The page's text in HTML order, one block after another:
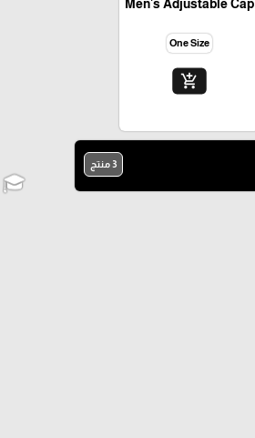
Men's Adjustable Cap
One Size
add_shopping_cart
3 منتج